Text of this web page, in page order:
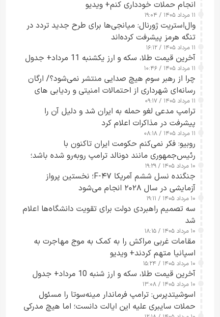
انجام حملات خودداری کنم+ ویدیو
۱۱ مرداد ۱۴۰۵ / ۱۹:۰۴
وال‌استریت ژورنال: میانجی‌ها برای طرح جدید تردد در
تنگه هرمز پیشرفت کرده‌اند
۱۱ مرداد ۱۴۰۵ / ۱۶:۱۲
آخرین قیمت طلا، سکه و ارز یکشنبه 11 مرداد+ جدول
۱۱ مرداد ۱۴۰۵ / ۱۰:۴۶
چرا از رهبر سوم هیچ صدایی منتشر نمی‌شود؟/ ارگان
رسانه‌ای شهرداری از احتمالات امنیتی و ردیابی های
جاسوسی گفت
۱۱ مرداد ۱۴۰۵ / ۰۹:۱۷
ترامپ مدعی لغو حمله به ایران شد و دلیل آن را
پیشرفت در مذاکرات اعلام کرد
۱۱ مرداد ۱۴۰۵ / ۰۸:۱۸
روبیو: فکر نمی‌کنم حکومت ایران تاکنون با
رئیس‌جمهوری مانند دونالد ترامپ روبه‌رو شده باشد؛
کسی که واقعاً دست به اقدام می‌زند
۱۰ مرداد ۱۴۰۵ / ۱۹:۲۹
جنگنده نسل ششم آمریکا F-۴۷؛ نخستین پرواز
آزمایشی در سال ۲۰۲۸ انجام می‌شود
۱۰ مرداد ۱۴۰۵ / ۱۹:۱۱
سه تصمیم راهبردی دولت برای تقویت دانشگاه‌ها اعلام
شد
۱۰ مرداد ۱۴۰۵ / ۱۸:۱۵
مقامات غربی مراکش را به کمک به موج مهاجرت به
اسپانیا متهم کردند+ ویدیو
۱۰ مرداد ۱۴۰۵ / ۱۵:۲۴
آخرین قیمت طلا، سکه و ارز شنبه 10 مرداد+ جدول
۱۰ مرداد ۱۴۰۵ / ۱۳:۰۸
اسوشیتدپرس: ترامپ فرماندار مینه‌سوتا را مسئول
حملات سایبری علیه این ایالت دانست؛ اما هیچ مدرکی